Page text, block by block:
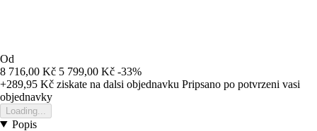
Od
8 716,00 Kč 5 799,00 Kč -33%
+289,95 Kč ziskate na dalsi objednavku Pripsano po potvrzeni vasi
objednavky
Loading...
Popis